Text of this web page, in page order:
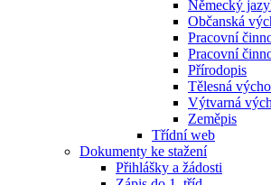
Německý
Občanská
Pracovní
Pracovní
Přírodopis
Tělesná
Výtvarná
Zeměpis
Třídní web
Dokumenty ke stažení
Přihlášky a žádosti